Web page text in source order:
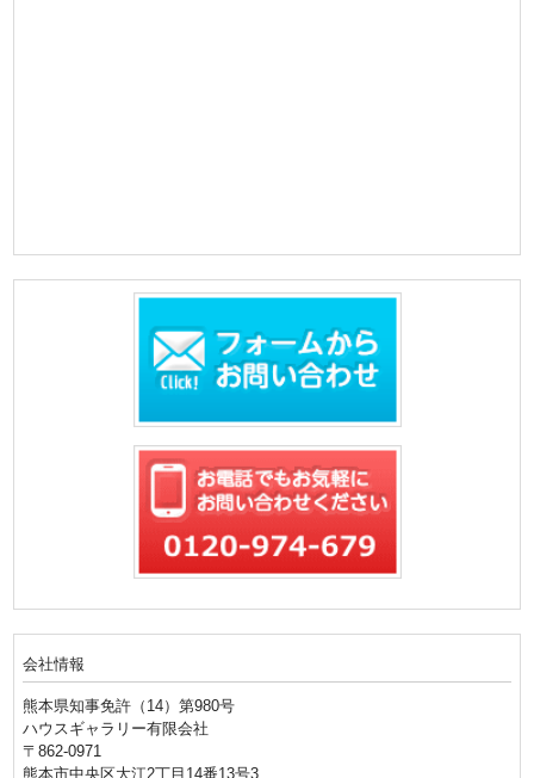
会社情報
熊本県知事免許（14）第980号
ハウスギャラリー有限会社
〒862-0971
熊本市中央区大江2丁目14番13号3